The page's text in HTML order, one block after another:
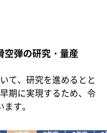
空弾の研究・量産
て、研究を進めるとと
期に実現するため、令
す。